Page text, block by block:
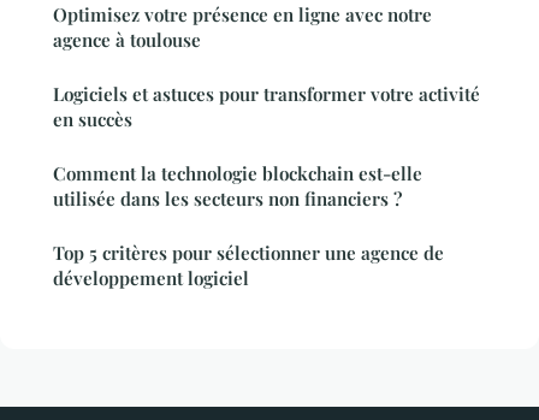
Optimisez votre présence en ligne avec notre
agence à toulouse
Logiciels et astuces pour transformer votre activité
en succès
Comment la technologie blockchain est-elle
utilisée dans les secteurs non financiers ?
Top 5 critères pour sélectionner une agence de
développement logiciel